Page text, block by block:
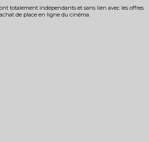
totalement indépendants et sans lien avec les offres
de place en ligne du cinéma.